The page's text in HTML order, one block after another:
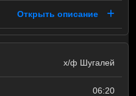
Открыть описание
х/ф Шугалей
06:20